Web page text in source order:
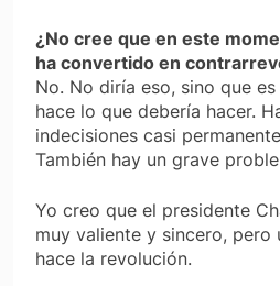
¿No cree que en este
ha convertido en
No. No diría eso, sino que
hace lo que debería hacer.
indecisiones casi
También hay un grave
Yo creo que el presidente
muy valiente y sincero, pero
hace la revolución.